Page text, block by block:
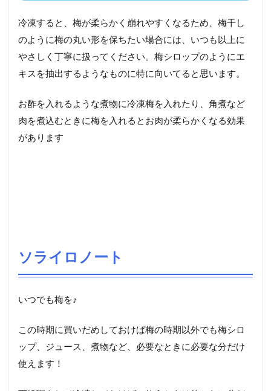
冷凍すると、梅が柔らかく崩れやすくなるため、梅干し
のように梅の丸い形を保ちたい場合には、いつも以上に
やさしく丁寧に扱ってください。梅シロップのようにエ
キスを抽出するようなものに特に向いてると思います。
お酢を入れるような煮物に冷凍梅を入れたり、角煮など
肉を煮込むときに梅を入れるとお肉が柔らかくなる効果
があります
ソライロノート
いつでも梅を♪
この時期に買いだめしておけば梅の時期以外でも梅シロ
ップ、ジュース、煮物など、必要なときに必要な分だけ
使えます！